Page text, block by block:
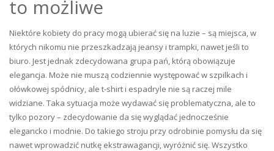
to możliwe
Niektóre kobiety do pracy mogą ubierać się na luzie – są miejsca, w
których nikomu nie przeszkadzają jeansy i trampki, nawet jeśli to
biuro. Jest jednak zdecydowana grupa pań, którą obowiązuje
elegancja. Może nie muszą codziennie występować w szpilkach i
ołówkowej spódnicy, ale t-shirt i espadryle nie są raczej mile
widziane. Taka sytuacja może wydawać się problematyczna, ale to
tylko pozory – zdecydowanie da się wyglądać jednocześnie
elegancko i modnie. Do takiego stroju przy odrobinie pomysłu da się
nawet wprowadzić nutkę ekstrawagancji, wyróżnić się. Wszystko